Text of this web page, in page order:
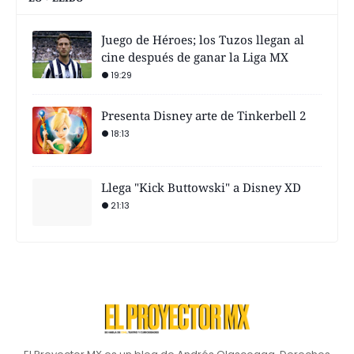
Juego de Héroes; los Tuzos llegan al
cine después de ganar la Liga MX
19:29
Presenta Disney arte de Tinkerbell 2
18:13
Llega "Kick Buttowski" a Disney XD
21:13